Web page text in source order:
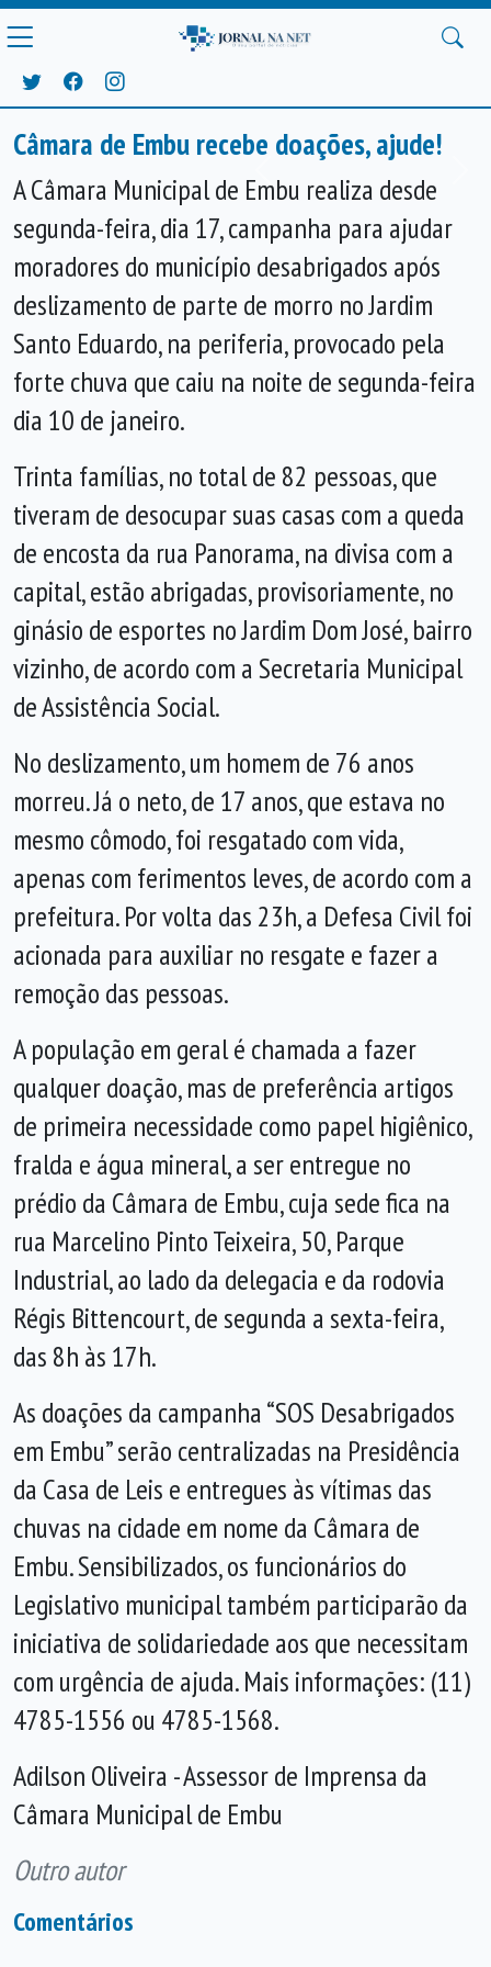
Câmara de Embu recebe doações, ajude!
Anterior
A Câmara Municipal de Embu realiza desde
segunda-feira, dia 17, campanha para ajudar
moradores do município desabrigados após
deslizamento de parte de morro no Jardim
Santo Eduardo, na periferia, provocado pela
forte chuva que caiu na noite de segunda-feira
dia 10 de janeiro.
Trinta famílias, no total de 82 pessoas, que
tiveram de desocupar suas casas com a queda
de encosta da rua Panorama, na divisa com a
capital, estão abrigadas, provisoriamente, no
ginásio de esportes no Jardim Dom José, bairro
vizinho, de acordo com a Secretaria Municipal
de Assistência Social.
No deslizamento, um homem de 76 anos
morreu. Já o neto, de 17 anos, que estava no
mesmo cômodo, foi resgatado com vida,
apenas com ferimentos leves, de acordo com a
prefeitura. Por volta das 23h, a Defesa Civil foi
acionada para auxiliar no resgate e fazer a
remoção das pessoas.
A população em geral é chamada a fazer
qualquer doação, mas de preferência artigos
de primeira necessidade como papel higiênico,
fralda e água mineral, a ser entregue no
prédio da Câmara de Embu, cuja sede fica na
rua Marcelino Pinto Teixeira, 50, Parque
Industrial, ao lado da delegacia e da rodovia
Régis Bittencourt, de segunda a sexta-feira,
das 8h às 17h.
As doações da campanha “SOS Desabrigados
em Embu” serão centralizadas na Presidência
da Casa de Leis e entregues às vítimas das
chuvas na cidade em nome da Câmara de
Embu. Sensibilizados, os funcionários do
Legislativo municipal também participarão da
iniciativa de solidariedade aos que necessitam
com urgência de ajuda. Mais informações: (11)
4785-1556 ou 4785-1568.
Adilson Oliveira - Assessor de Imprensa da
Câmara Municipal de Embu
Outro autor
Comentários